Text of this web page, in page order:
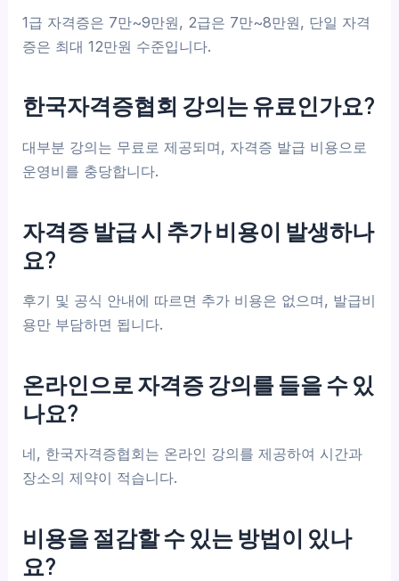
1급 자격증은 7만~9만원, 2급은 7만~8만원, 단일 자격
증은 최대 12만원 수준입니다.
한국자격증협회 강의는 유료인가요?
대부분 강의는 무료로 제공되며, 자격증 발급 비용으로
운영비를 충당합니다.
자격증 발급 시 추가 비용이 발생하나
요?
후기 및 공식 안내에 따르면 추가 비용은 없으며, 발급비
용만 부담하면 됩니다.
온라인으로 자격증 강의를 들을 수 있
나요?
네, 한국자격증협회는 온라인 강의를 제공하여 시간과
장소의 제약이 적습니다.
비용을 절감할 수 있는 방법이 있나
요?